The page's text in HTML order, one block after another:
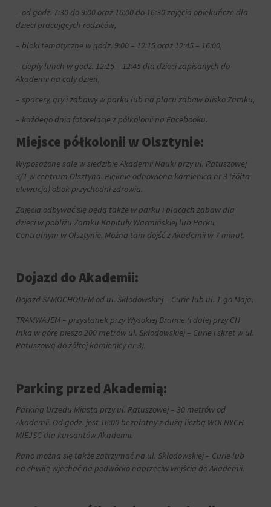
– od godz. 7:30 do 9:00 oraz 16:00 do 16:30 zajęcia opiekuńcze dla
dzieci pracujących rodziców,
– bloki tematyczne w godz. 9:00 – 12:15 oraz 12:45 – 16:00,
– ciepły lunch w godz. 12:15 – 12:45 dla dzieci zapisanych do
Akademii na cały dzień,
– spacery, gry i zabawy w parku lub na placu zabaw blisko Zamku,
– każdego dnia fotorelacje z półkolonii na Facebooku.
Miejsce półkolonii w Olsztynie:
Wyposażone sale w siedzibie Akademii Nauki przy ul. Ratuszowej
3/1 w centrum Olsztyna. Pięknie odnowiona kamienica nr 3 (żółta
elewacja) obok przychodni zdrowia.
Zajęcia odbywać się będą także w parku i placach zabaw dla
dzieci w pobliżu Zamku Kapituły Warmińskiej lub Parku
Centralnym w Olsztynie. Można tam dojść z Akademii w 7 minut.
Dojazd do Akademii:
Dojazd SAMOCHODEM od ul. Skłodowskiej – Curie lub ul. 1-go Maja,
TRAMWAJEM – przystanek przy Wysokiej Bramie (i dalej przy CH
Inka w górę pieszo 200 metrów ul. Skłodowskiej – Curie i skręt w ul.
Ratuszową do żółtej kamienicy nr 3).
Parking przed Akademią:
Parking Urzędu Miasta przy ul. Ratuszowej – 30 metrów od
Akademii. Od godz. jest 16:00 bezpłatny z dużą liczbą WOLNYCH
MIEJSC dla kursantów Akademii.
Rano można się także zatrzymać na ul. Skłodowskiej – Curie lub
na chwilę wjechać na podwórko naprzeciw wejścia do Akademii.
witryny,
które
zarządzanie
usuwanie
przechowywanych
ciasteczek
dowolnym
uzyskać
więcej
szczegółów
temat
witryna
ciasteczek
dane,
zapoznaj
witryny.
dokument
opisuje
rodzaje
plików
cookie,